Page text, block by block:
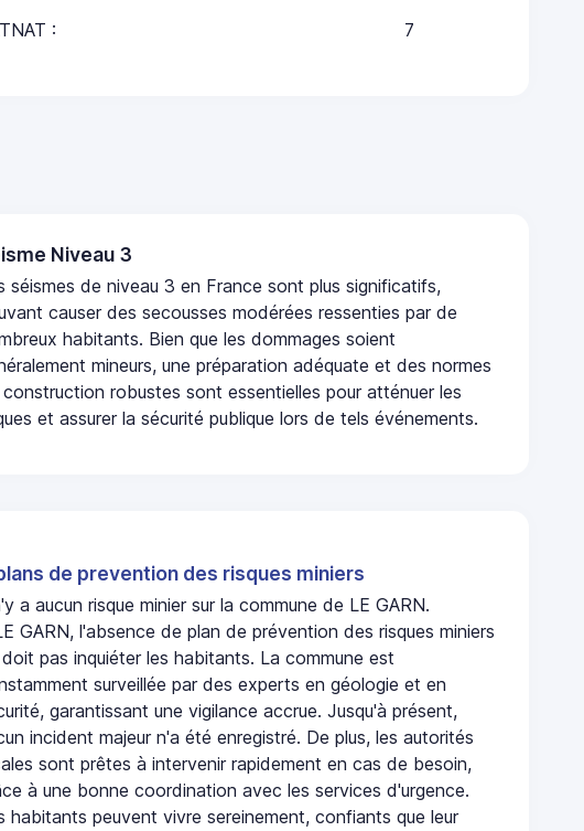
: 7
Niveau 3
séismes de niveau 3 en France sont plus significatifs,
causer des secousses modérées ressenties par de
habitants. Bien que les dommages soient
mineurs, une préparation adéquate et des normes
robustes sont essentielles pour atténuer les
et assurer la sécurité publique lors de tels événements.
de prevention des risques miniers
a aucun risque minier sur la commune de LE GARN.
GARN, l'absence de plan de prévention des risques miniers
pas inquiéter les habitants. La commune est
surveillée par des experts en géologie et en
garantissant une vigilance accrue. Jusqu'à présent,
incident majeur n'a été enregistré. De plus, les autorités
sont prêtes à intervenir rapidement en cas de besoin,
à une bonne coordination avec les services d'urgence.
habitants peuvent vivre sereinement, confiants que leur